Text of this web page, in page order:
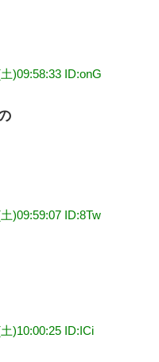
)09:58:33 ID:onG
)09:59:07 ID:8Tw
)10:00:25 ID:ICi